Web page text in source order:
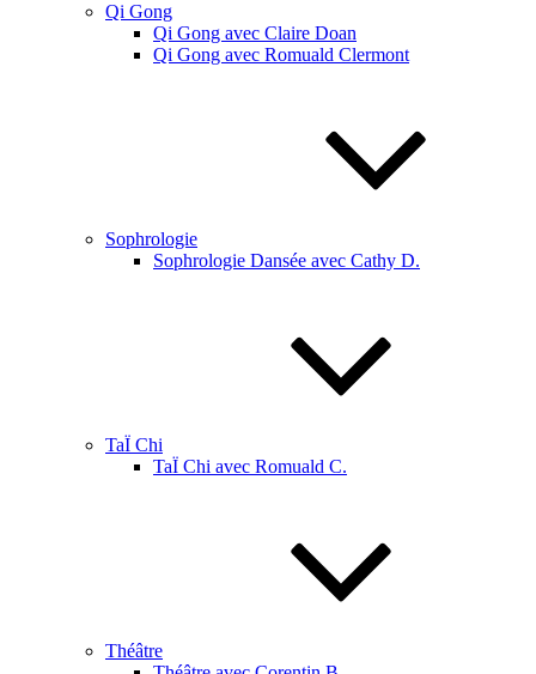
Qi Gong
Qi Gong avec Claire Doan
Qi Gong avec Romuald Clermont
Sophrologie
Sophrologie Dansée avec Cathy D.
TaÏ Chi
TaÏ Chi avec Romuald C.
Théâtre